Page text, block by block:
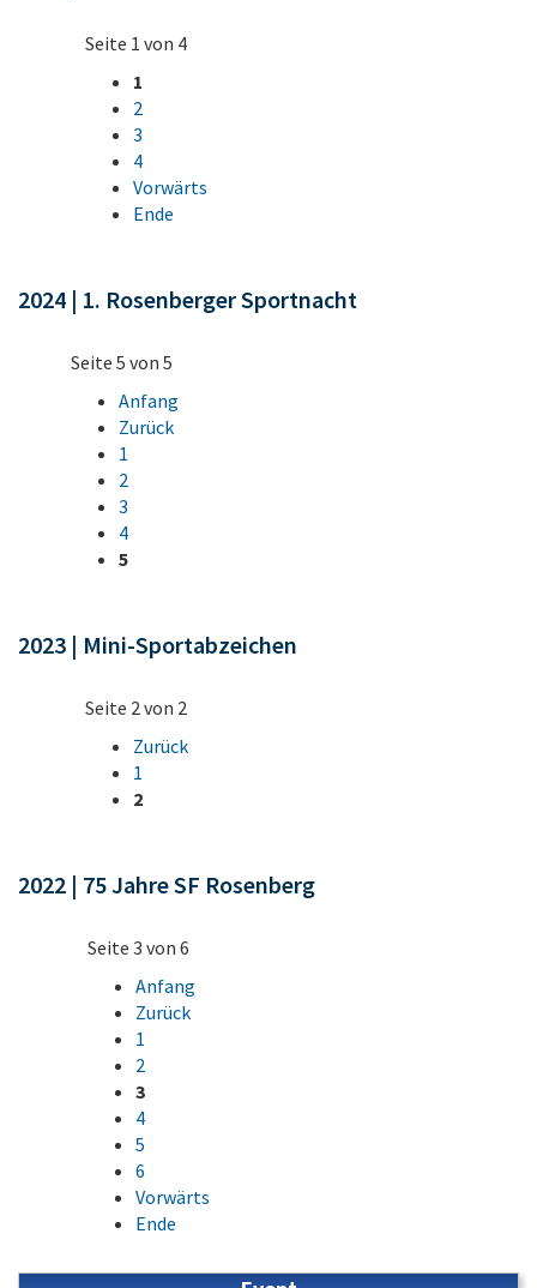
Seite 1 von 4
1
2
3
4
Vorwärts
Ende
2024 | 1. Rosenberger Sportnacht
Seite 5 von 5
Anfang
Zurück
1
2
3
4
5
2023 | Mini-Sportabzeichen
Seite 2 von 2
Zurück
1
2
2022 | 75 Jahre SF Rosenberg
Seite 3 von 6
Anfang
Zurück
1
2
3
4
5
6
Vorwärts
Ende